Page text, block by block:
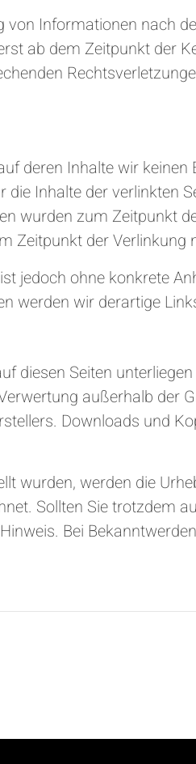
Informationen nach
ab dem Zeitpunkt der
deren Inhalte wir
Inhalte der verlinkten
wurden zum Zeitpunkt
Zeitpunkt der Verlinkung
jedoch ohne konkrete
werden wir derartige
diesen Seiten
außerhalb der
Downloads und
wurden, werden die
Sollten Sie trotzdem
Bei